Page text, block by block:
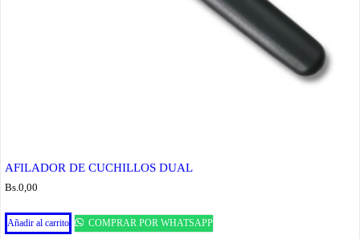
AFILADOR DE CUCHILLOS DUAL
Bs.0,00
Añadir al carrito COMPRAR POR WHATSAPP